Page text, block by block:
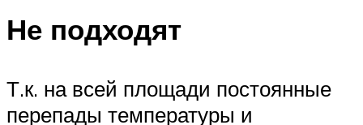
Не подходят
Т.к. на всей площади постоянные
перепады температуры и